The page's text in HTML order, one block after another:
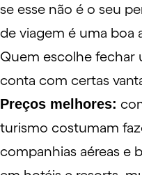
se esse não é o seu
de viagem é uma boa
Quem escolhe fechar
conta com certas
Preços melhores:
turismo costumam
companhias aéreas e